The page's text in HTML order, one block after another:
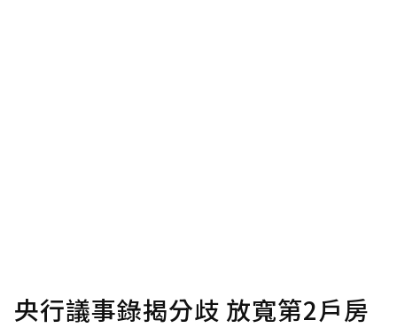
央行議事錄揭分歧 放寬第2戶房